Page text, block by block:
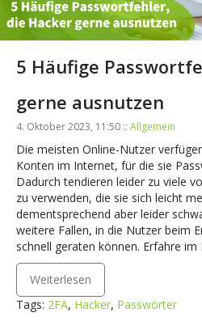
5 Häufige
gerne ausnutzen
4. Oktober 2023, 11:50 :: Allgemein
Die meisten Online-Nutzer
Konten im Internet, für die sie
Dadurch tendieren leider zu viele
zu verwenden, die sie sich leicht
dementsprechend aber leider
weitere Fallen, in die Nutzer beim
schnell geraten können. Erfahre im
Weiterlesen
Tags: 2FA, Hacker, Passwörter